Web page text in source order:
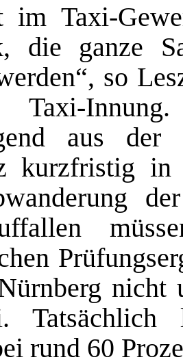
im Taxi-
die ganze
so
Taxi-
aus der
kurzfristig in
nicht
rund 60